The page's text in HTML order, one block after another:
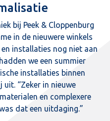
bij Peek & Cloppenburg
in de nieuwere winkels
installaties nog niet aan
we een summier
installaties binnen
uit. “Zeker in nieuwe
en complexere
dat een uitdaging.”